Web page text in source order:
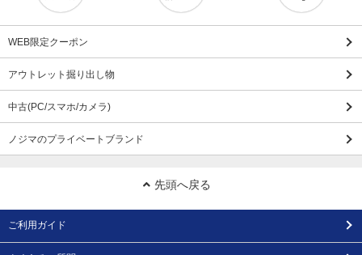
WEB限定クーポン
アウトレット掘り出し物
中古(PC/スマホ/カメラ)
ノジマのプライベートブランド
先頭へ戻る
ご利用ガイド